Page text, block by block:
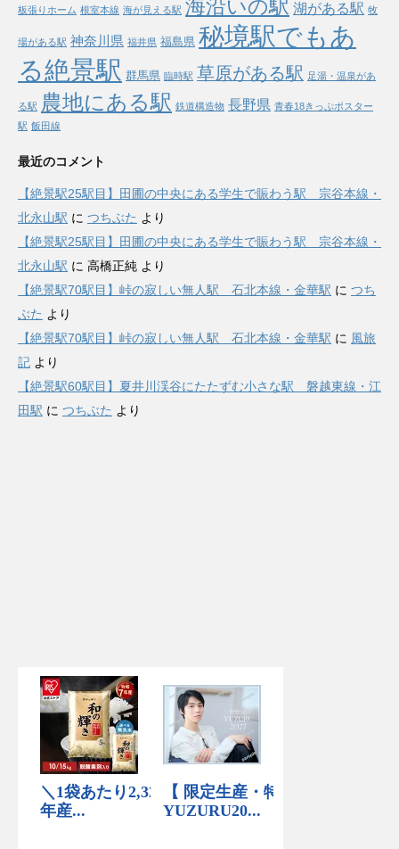
板張りホーム 根室本線 海が見える駅 海沿いの駅 湖がある駅 牧
場がある駅 神奈川県 福井県 福島県 秘境駅でもあ
る絶景駅 群馬県 臨時駅 草原がある駅 足湯・温泉があ
る駅 農地にある駅 鉄道構造物 長野県 青春18きっぷポスター
駅 飯田線
最近のコメント
【絶景駅25駅目】田圃の中央にある学生で賑わう駅 宗谷本線・
北永山駅 に つちぶた より
【絶景駅25駅目】田圃の中央にある学生で賑わう駅 宗谷本線・
北永山駅 に 高橋正純 より
【絶景駅70駅目】峠の寂しい無人駅 石北本線・金華駅 に つち
ぶた より
【絶景駅70駅目】峠の寂しい無人駅 石北本線・金華駅 に 風旅
記 より
【絶景駅60駅目】夏井川渓谷にたたずむ小さな駅 磐越東線・江
田駅 に つちぶた より